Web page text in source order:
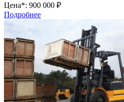
Цена*: 900 000 ₽
Подробнее